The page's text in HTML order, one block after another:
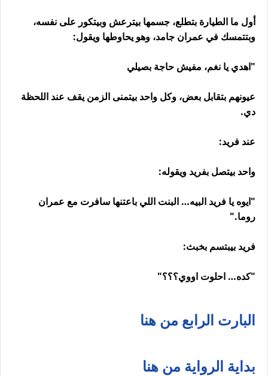
أول ما الطيارة بتطلع، جسمها بيترعش وبيتكور على نفسه،
وبتتمسك في عمران جامد، وهو يحاوطها ويقول:
"اهدي يا نغم، مفيش حاجة بصيلي
عيونهم بتقابل بعض، وكل واحد بيتمنى الزمن يقف عند اللحظة
دي.
عند فريد:
واحد بيتصل بفريد ويقوله:
"ايوه يا فريد البيه… البنت اللي باعتنها سافرت مع عمران
روما."
فريد بيبتسم بخبث:
"كده… احلوت اووي؟؟؟"
البارت الرابع من هنا
بداية الرواية من هنا